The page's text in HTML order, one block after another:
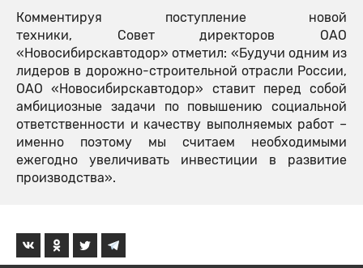
Комментируя поступление новой
техники, Совет директоров ОАО
«Новосибирскавтодор» отметил: «Будучи одним из
лидеров в дорожно-строительной отрасли России,
ОАО «Новосибирскавтодор» ставит перед собой
амбициозные задачи по повышению социальной
ответственности и качеству выполняемых работ –
именно поэтому мы считаем необходимыми
ежегодно увеличивать инвестиции в развитие
производства».